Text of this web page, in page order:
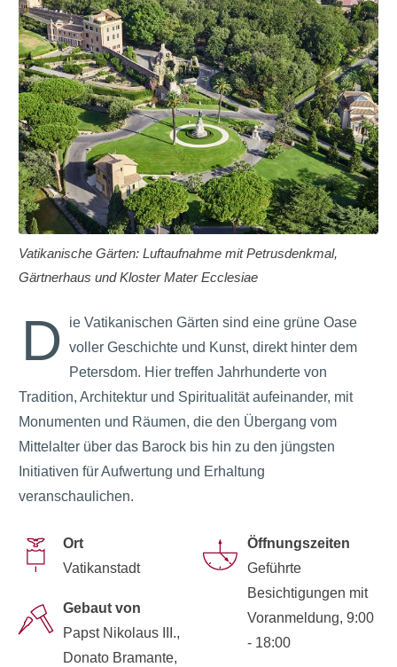
D
ie Vatikanischen Gärten sind eine grüne Oase
voller Geschichte und Kunst, direkt hinter dem
Petersdom. Hier treffen Jahrhunderte von
Tradition, Architektur und Spiritualität aufeinander, mit
Monumenten und Räumen, die den Übergang vom
Mittelalter über das Barock bis hin zu den jüngsten
Initiativen für Aufwertung und Erhaltung
veranschaulichen.
Ort
Vatikanstadt
Gebaut von
Papst Nikolaus III.,
Donato Bramante,
Öffnungszeiten
Geführte
Besichtigungen mit
Voranmeldung, 9:00
- 18:00
Vatikanische Gärten: Luftaufnahme mit Petrusdenkmal,
Gärtnerhaus und Kloster Mater Ecclesiae